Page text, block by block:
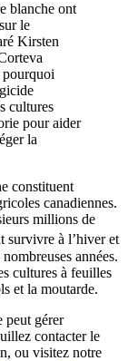
blanche ont
le
Kirsten
pourquoi
cultures
pour aider
la
constituent
canadiennes.
millions de
survivre à l’hiver et
années.
cultures à feuilles
et la moutarde.
peut gérer
contacter le
ou visitez notre